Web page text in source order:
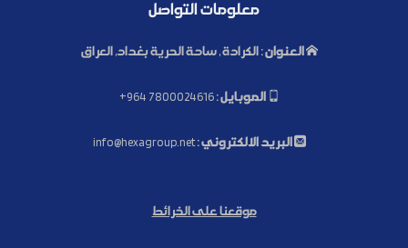
معلومات التواصل
العنوان : الكرادة , ساحة الحرية بغداد, العراق
الموبايل : +964 7800024616
البريد الالكتروني :info@hexagroup.net
موقعنا على الخرائط